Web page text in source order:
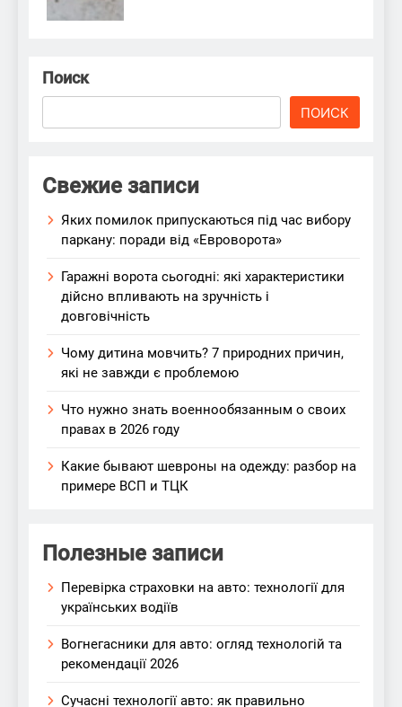
Поиск
ПОИСК
Свежие записи
Яких помилок припускаються під час вибору
паркану: поради від «Евроворота»
Гаражні ворота сьогодні: які характеристики
дійсно впливають на зручність і
довговічність
Чому дитина мовчить? 7 природних причин,
які не завжди є проблемою
Что нужно знать военнообязанным о своих
правах в 2026 году
Какие бывают шевроны на одежду: разбор на
примере ВСП и ТЦК
Полезные записи
Перевірка страховки на авто: технології для
українських водіїв
Вогнегасники для авто: огляд технологій та
рекомендації 2026
Сучасні технології авто: як правильно